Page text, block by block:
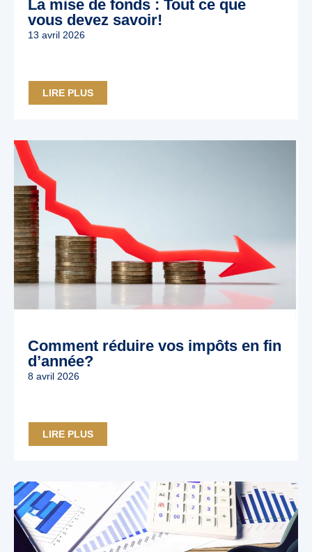
La mise de fonds : Tout ce que
vous devez savoir!
13 avril 2026
LIRE PLUS
Comment réduire vos impôts en fin
d’année?
8 avril 2026
LIRE PLUS